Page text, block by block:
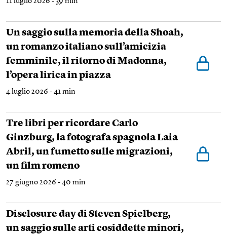
Un saggio sulla memoria della Shoah,
un romanzo italiano sull’amicizia
femminile, il ritorno di Madonna,
l’opera lirica in piazza
4 luglio 2026 - 41 min
Tre libri per ricordare Carlo
Ginzburg, la fotografa spagnola Laia
Abril, un fumetto sulle migrazioni,
un film romeno
27 giugno 2026 - 40 min
Disclosure day di Steven Spielberg,
un saggio sulle arti cosiddette minori,